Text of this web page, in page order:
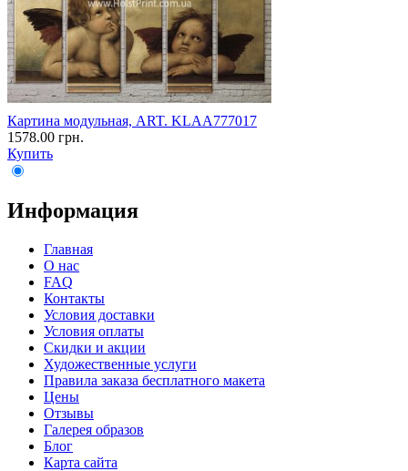
Картина модульная, ART. KLAA777017
1578.00 грн.
Купить
Информация
Главная
О нас
FAQ
Контакты
Условия доставки
Условия оплаты
Скидки и акции
Художественные услуги
Правила заказа бесплатного макета
Цены
Отзывы
Галерея образов
Блог
Карта сайта